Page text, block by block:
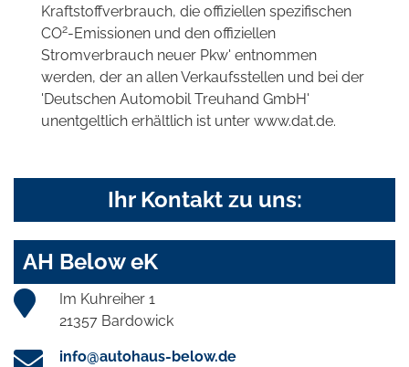
Kraftstoffverbrauch, die offiziellen spezifischen
CO2-Emissionen und den offiziellen
Stromverbrauch neuer Pkw' entnommen
werden, der an allen Verkaufsstellen und bei der
'Deutschen Automobil Treuhand GmbH'
unentgeltlich erhältlich ist unter www.dat.de.
Ihr Kontakt zu uns:
AH Below eK
Im Kuhreiher 1
21357 Bardowick
info@autohaus-below.de